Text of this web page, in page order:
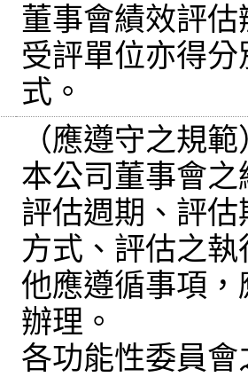
董事會績效評
受評單位亦得
式。
（應遵守之規範
本公司董事會
評估週期、評
方式、評估之
他應遵循事項
辦理。
各功能性委員